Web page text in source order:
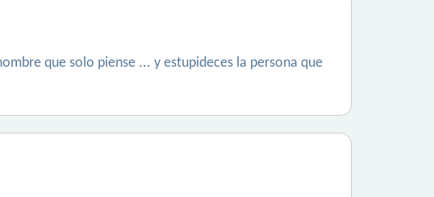
que solo piense ... y estupideces la persona que